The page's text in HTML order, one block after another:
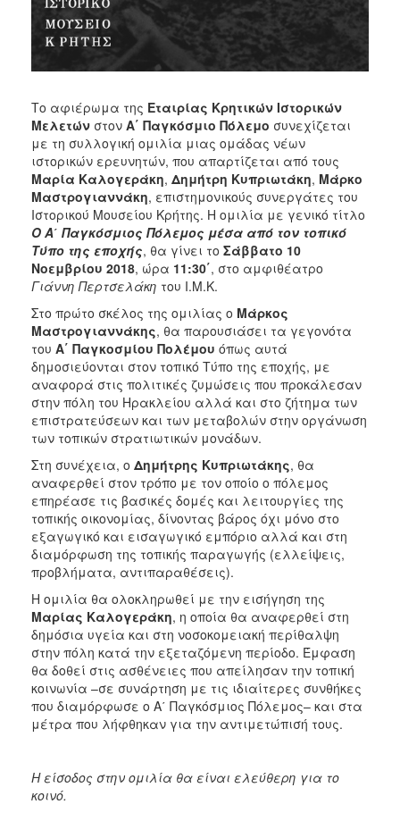
ΑΝΘΕΚΤΙΚΗ
Το αφιέρωμα της Εταιρίας Κρητικών Ιστορικών
Μελετών στον Α΄ Παγκόσμιο Πόλεμο συνεχίζεται
με τη συλλογική ομιλία μιας ομάδας νέων
ιστορικών ερευνητών, που απαρτίζεται από τους
Μαρία Καλογεράκη, Δημήτρη Κυπριωτάκη, Μάρκο
Μαστρογιαννάκη, επιστημονικούς συνεργάτες του
Ιστορικού Μουσείου Κρήτης. Η ομιλία με γενικό τίτλο
Ο Α΄ Παγκόσμιος Πόλεμος μέσα από τον τοπικό
Τύπο της εποχής, θα γίνει το Σάββατο 10
Νοεμβρίου 2018, ώρα 11:30΄, στο αμφιθέατρο
Γιάννη Περτσελάκη του Ι.Μ.Κ.
Στο πρώτο σκέλος της ομιλίας ο Μάρκος
Μαστρογιαννάκης, θα παρουσιάσει τα γεγονότα
του Α΄ Παγκοσμίου Πολέμου όπως αυτά
δημοσιεύονται στον τοπικό Τύπο της εποχής, με
αναφορά στις πολιτικές ζυμώσεις που προκάλεσαν
στην πόλη του Ηρακλείου αλλά και στο ζήτημα των
επιστρατεύσεων και των μεταβολών στην οργάνωση
των τοπικών στρατιωτικών μονάδων.
Στη συνέχεια, ο Δημήτρης Κυπριωτάκης, θα
αναφερθεί στον τρόπο με τον οποίο ο πόλεμος
επηρέασε τις βασικές δομές και λειτουργίες της
τοπικής οικονομίας, δίνοντας βάρος όχι μόνο στο
εξαγωγικό και εισαγωγικό εμπόριο αλλά και στη
διαμόρφωση της τοπικής παραγωγής (ελλείψεις,
προβλήματα, αντιπαραθέσεις).
Η ομιλία θα ολοκληρωθεί με την εισήγηση της
Μαρίας Καλογεράκη, η οποία θα αναφερθεί στη
δημόσια υγεία και στη νοσοκομειακή περίθαλψη
στην πόλη κατά την εξεταζόμενη περίοδο. Έμφαση
θα δοθεί στις ασθένειες που απείλησαν την τοπική
κοινωνία –σε συνάρτηση με τις ιδιαίτερες συνθήκες
που διαμόρφωσε ο Α΄ Παγκόσμιος Πόλεμος– και στα
μέτρα που λήφθηκαν για την αντιμετώπισή τους.
Η είσοδος στην ομιλία θα είναι ελεύθερη για το
κοινό.